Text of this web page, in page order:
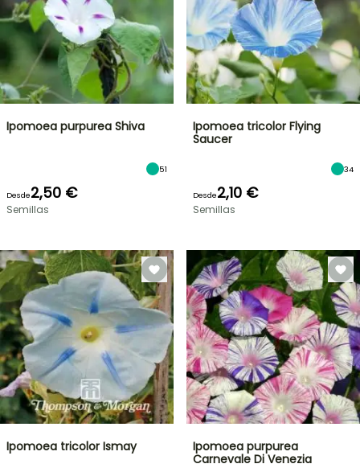
Ipomoea purpurea Shiva
51
Desde2,50 €
Semillas
Ipomoea tricolor Flying
Saucer
34
Desde2,10 €
Semillas
Ipomoea tricolor Ismay
Ipomoea purpurea
Carnevale Di Venezia